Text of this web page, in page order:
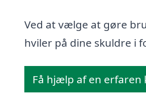
Ved at vælge at gøre
hviler på dine skuldre i
Få hjælp af en